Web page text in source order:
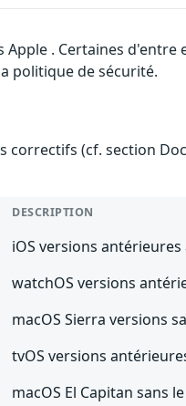
. Certaines
politique de sécurité.
correctifs (cf. section
DESCRIPTION
iOS versions antérieures
watchOS versions
macOS Sierra versions
tvOS versions
macOS El Capitan sans